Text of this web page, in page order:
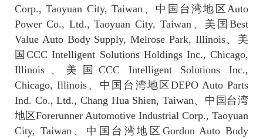
Corp., Taoyuan City, Taiwan 、中国台湾地区 Auto
Power Co., Ltd., Taoyuan City, Taiwan 、美国Best
Value Auto Body Supply, Melrose Park, Illinois、美
国CCC Intelligent Solutions Holdings Inc., Chicago,
Illinois 、美国CCC Intelligent Solutions Inc.,
Chicago, Illinois 、中国台湾地区DEPO Auto Parts
Ind. Co., Ltd., Chang Hua Shien, Taiwan、中国台湾
地区Forerunner Automotive Industrial Corp., Taoyuan
City, Taiwan 、中国台湾地区 Gordon Auto Body